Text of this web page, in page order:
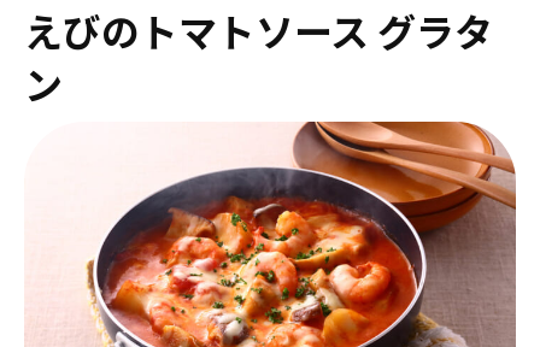
えびのトマトソース グラタ
ン